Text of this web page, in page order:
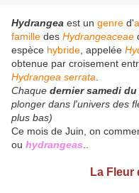
Hydrangea est un genre d'
famille des Hydrangeaceae
espèce hybride , appelée
obtenue par croisement
Hydrangea serrata
Chaque dernier samedi
plonger dans l'univers des
plus bas)
Ce mois de Juin, on
ou hydrangeas
La Fleur